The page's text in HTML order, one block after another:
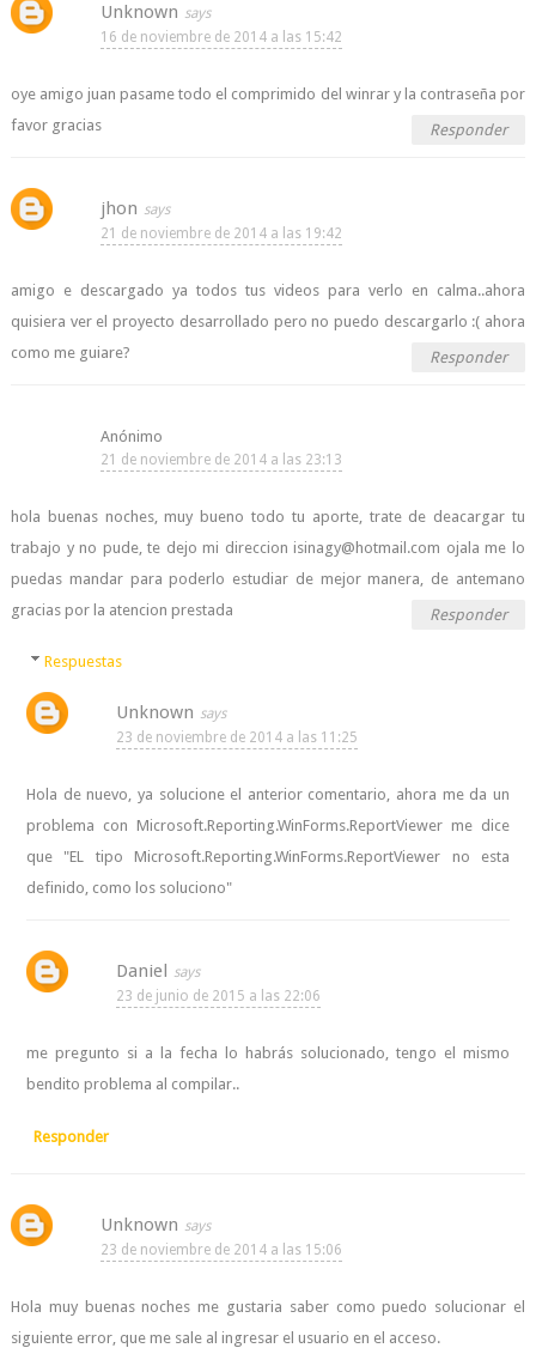
Unknown
16 de noviembre de 2014 a las 15:42
oye amigo juan pasame todo el comprimido del winrar y la contraseña por
favor gracias
Responder
jhon
21 de noviembre de 2014 a las 19:42
amigo e descargado ya todos tus videos para verlo en calma..ahora
quisiera ver el proyecto desarrollado pero no puedo descargarlo :( ahora
como me guiare?
Responder
Anónimo
21 de noviembre de 2014 a las 23:13
hola buenas noches, muy bueno todo tu aporte, trate de deacargar tu
trabajo y no pude, te dejo mi direccion isinagy@hotmail.com ojala me lo
puedas mandar para poderlo estudiar de mejor manera, de antemano
gracias por la atencion prestada
Responder
Respuestas
Unknown
23 de noviembre de 2014 a las 11:25
Hola de nuevo, ya solucione el anterior comentario, ahora me da un
problema con Microsoft.Reporting.WinForms.ReportViewer me dice
que "EL tipo Microsoft.Reporting.WinForms.ReportViewer no esta
definido, como los soluciono"
Daniel
23 de junio de 2015 a las 22:06
me pregunto si a la fecha lo habrás solucionado, tengo el mismo
bendito problema al compilar..
Responder
Unknown
23 de noviembre de 2014 a las 15:06
Hola muy buenas noches me gustaria saber como puedo solucionar el
siguiente error, que me sale al ingresar el usuario en el acceso.